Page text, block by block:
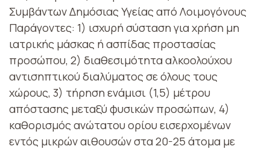
Συμβάντων Δημόσιας Υγείας από Λοιμογόνους
Παράγοντες: 1) ισχυρή σύσταση για χρήση μη
ιατρικής μάσκας ή ασπίδας προστασίας
προσώπου, 2) διαθεσιμότητα αλκοολούχου
αντισηπτικού διαλύματος σε όλους τους
χώρους, 3) τήρηση ενάμισι (1,5) μέτρου
απόστασης μεταξύ φυσικών προσώπων, 4)
καθορισμός ανώτατου ορίου εισερχομένων
εντός μικρών αιθουσών στα 20-25 άτομα με